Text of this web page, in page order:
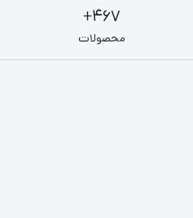
467+
محصولات